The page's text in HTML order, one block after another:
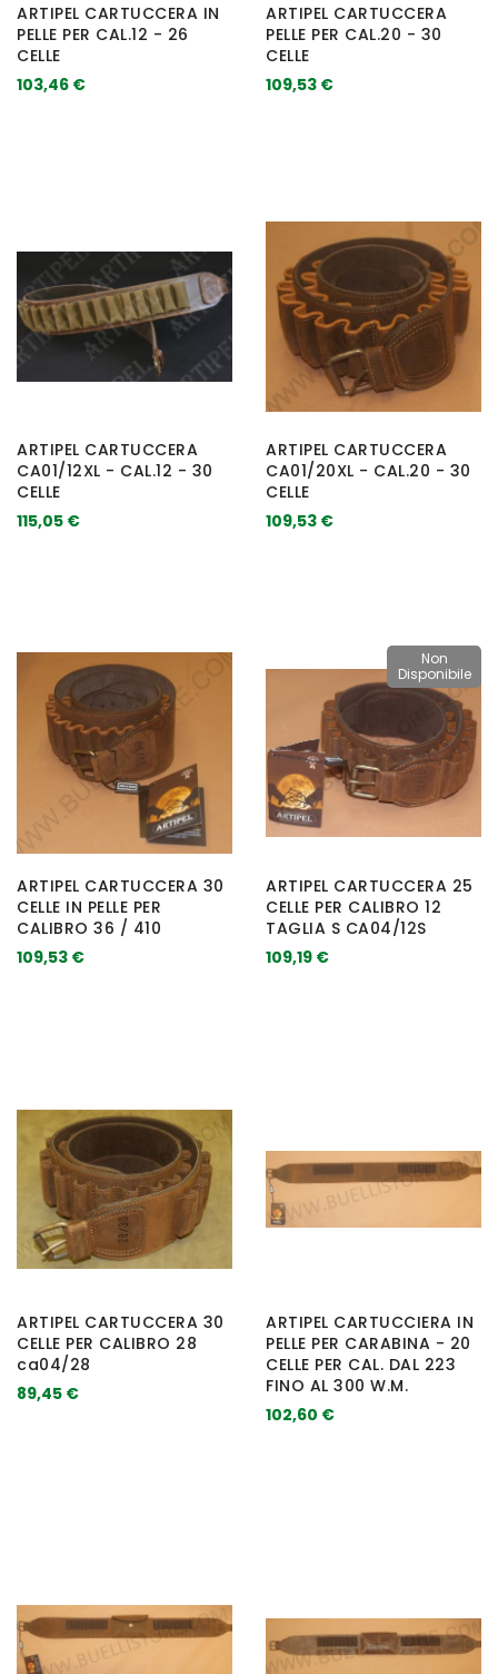
ARTIPEL CARTUCCERA IN
PELLE PER CAL.12 - 26
CELLE
103,46 €
ARTIPEL CARTUCCERA
PELLE PER CAL.20 - 30
CELLE
109,53 €
ARTIPEL CARTUCCERA
CA01/12XL - CAL.12 - 30
CELLE
115,05 €
ARTIPEL CARTUCCERA
CA01/20XL - CAL.20 - 30
CELLE
109,53 €
ARTIPEL CARTUCCERA 30
CELLE IN PELLE PER
CALIBRO 36 / 410
109,53 €
Non
Disponibile
ARTIPEL CARTUCCERA 25
CELLE PER CALIBRO 12
TAGLIA S CA04/12S
109,19 €
ARTIPEL CARTUCCERA 30
CELLE PER CALIBRO 28
ca04/28
89,45 €
ARTIPEL CARTUCCIERA IN
PELLE PER CARABINA - 20
CELLE PER CAL. DAL 223
FINO AL 300 W.M.
102,60 €